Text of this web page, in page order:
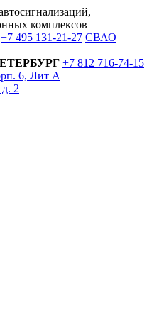
комплексов
+7 495 131-21-27 СВАО
+7 812 716-74-15
6, Лит А
2